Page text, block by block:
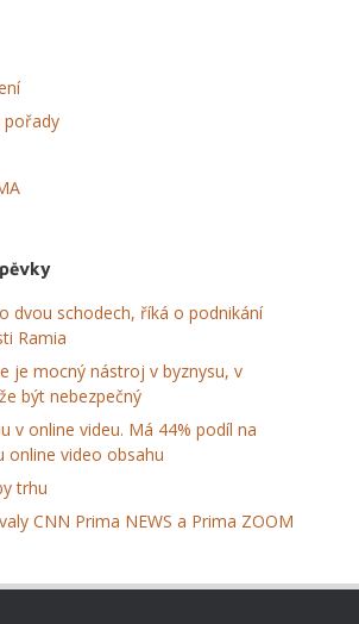
pořady
dvou schodech, říká o podnikání
Ramia
je mocný nástroj v byznysu, v
být nebezpečný
v online videu. Má 44% podíl na
online video obsahu
trhu
CNN Prima NEWS a Prima ZOOM